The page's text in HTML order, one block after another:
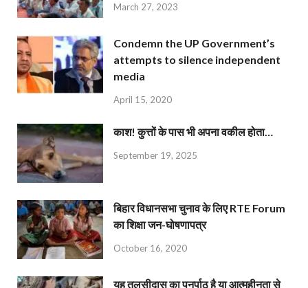
March 27, 2023
Condemn the UP Government’s
attempts to silence independent
media
April 15, 2020
काश! कुत्तों के पास भी अपना वकील होता…
September 19, 2025
बिहार विधानसभा चुनाव के लिए RTE Forum
का शिक्षा जन-घोषणापत्र
October 16, 2020
यह तुलसीदास का पुनर्पाठ है या आत्महीनता से